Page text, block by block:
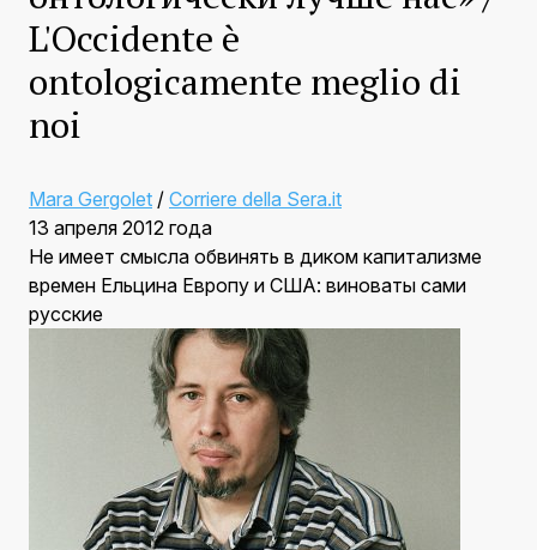
L'Occidente è
ontologicamente meglio di
noi
Mara Gergolet / Corriere della Sera.it
13 апреля 2012 года
Не имеет смысла обвинять в диком капитализме
времен Ельцина Европу и США: виноваты сами
русские